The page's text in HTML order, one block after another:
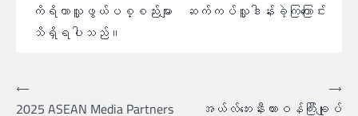
ကိရိယာလှူဖွယ်ပစ္စည်းများ ဆက်ကပ်လှူဒါန်းခဲ့ကြကြောင်း
သိရှိရပါသည်။
စာမူ
⟵
2025 ASEAN Media Partners
အယ်လ်ဘေးနီးယားဝန်ကြီးချုပ်
⟶